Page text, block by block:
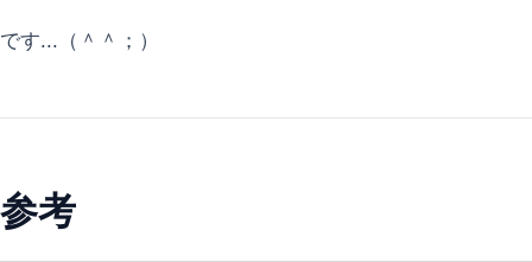
です...（＾＾；）
参考